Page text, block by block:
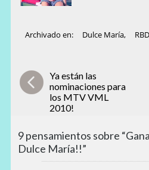
Archivado en: Dulce María, RBD
Ya están las
nominaciones para
los MTV VML
2010!
9 pensamientos sobre
Dulce María!!”